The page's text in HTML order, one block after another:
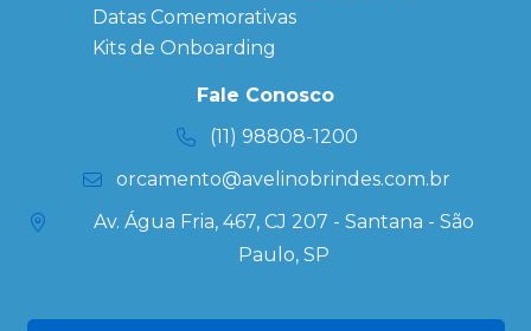
Datas Especiais
Ecobag
Personalizada
Kits
Datas Comemorativas
Kits de Onboarding
Fale Conosco
(11) 98808-1200
orcamento@avelinobrindes.com.br
Av. Água Fria, 467, CJ 207 - Santana - São
Paulo, SP